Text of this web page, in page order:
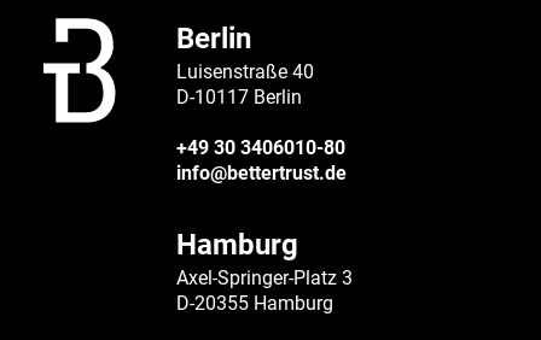
Berlin
Luisenstraße 40
D-10117 Berlin
+49 30 3406010-80
info@bettertrust.de
Hamburg
Axel-Springer-Platz 3
D-20355 Hamburg